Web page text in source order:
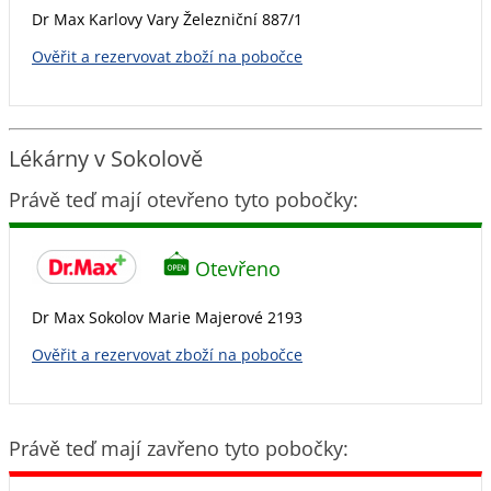
Dr Max Karlovy Vary Železniční 887/1
Ověřit a rezervovat zboží na pobočce
Lékárny v Sokolově
Právě teď mají otevřeno tyto pobočky:
Otevřeno
Dr Max Sokolov Marie Majerové 2193
Ověřit a rezervovat zboží na pobočce
Právě teď mají zavřeno tyto pobočky: